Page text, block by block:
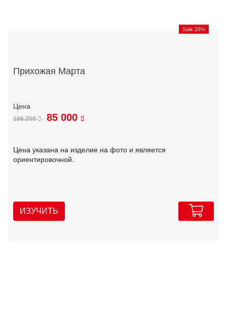
Sale 20%
Прихожая Марта
106 250 85 000
Цена указана на изделие на фото и является
ориентировочной.
ИЗУЧИТЬ